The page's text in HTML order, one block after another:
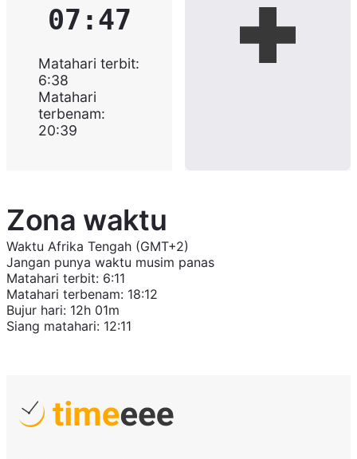
07:47
Matahari terbit:
6:38
Matahari
terbenam:
20:39
Zona waktu
Waktu Afrika Tengah (GMT+2)
Jangan punya waktu musim panas
Matahari terbit: 6:11
Matahari terbenam: 18:12
Bujur hari: 12h 01m
Siang matahari: 12:11